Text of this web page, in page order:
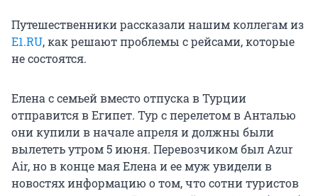
Путешественники рассказали нашим коллегам из
Е1.RU, как решают проблемы с рейсами, которые
не состоятся.
Елена с семьей вместо отпуска в Турции
отправится в Египет. Тур с перелетом в Анталью
они купили в начале апреля и должны были
вылететь утром 5 июня. Перевозчиком был Azur
Air, но в конце мая Елена и ее муж увидели в
новостях информацию о том, что сотни туристов